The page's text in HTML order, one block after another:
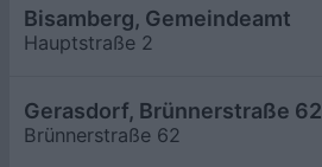
Bisamberg, Gemeindeamt
Hauptstraße 2
Gerasdorf, Brünnerstraße 62
Brünnerstraße 62